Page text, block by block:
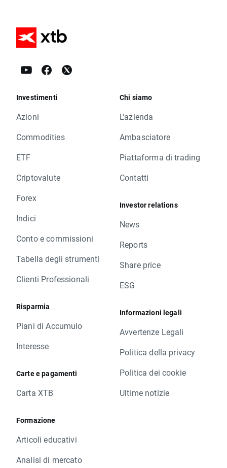
Investimenti
Azioni
Commodities
ETF
Criptovalute
Forex
Indici
Conto e commissioni
Tabella degli strumenti
Clienti Professionali
Risparmia
Piani di Accumulo
Interesse
Carte e pagamenti
Carta XTB
Formazione
Articoli educativi
Analisi di mercato
Chi siamo
L'azienda
Ambasciatore
Piattaforma di trading
Contatti
Investor relations
News
Reports
Share price
ESG
Informazioni legali
Avvertenze Legali
Politica della privacy
Politica dei cookie
Ultime notizie